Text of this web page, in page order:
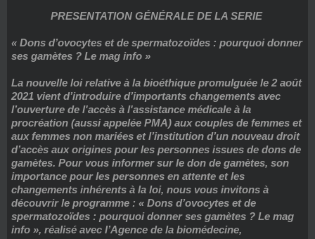
PRESENTATION GÉNÉRALE DE LA SERIE
« Dons d’ovocytes et de spermatozoïdes : pourquoi donner
ses gamètes ? Le mag info »
La nouvelle loi relative à la bioéthique promulguée le 2 août
2021 vient d’introduire d’importants changements avec
l’ouverture de l'accès à l'assistance médicale à la
procréation (aussi appelée PMA) aux couples de femmes et
aux femmes non mariées et l’institution d’un nouveau droit
d’accès aux origines pour les personnes issues de dons de
gamètes. Pour vous informer sur le don de gamètes, son
importance pour les personnes en attente et les
changements inhérents à la loi, nous vous invitons à
découvrir le programme : « Dons d’ovocytes et de
spermatozoïdes : pourquoi donner ses gamètes ? Le mag
info », réalisé avec l’Agence de la biomédecine,